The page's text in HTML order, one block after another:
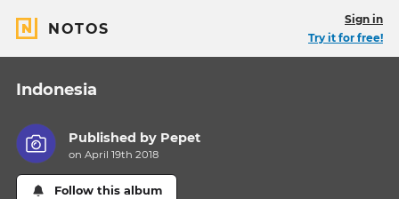
NOTOS
Sign in
Try it for free!
Indonesia
Published by Pepet
on April 19th 2018
Follow this album